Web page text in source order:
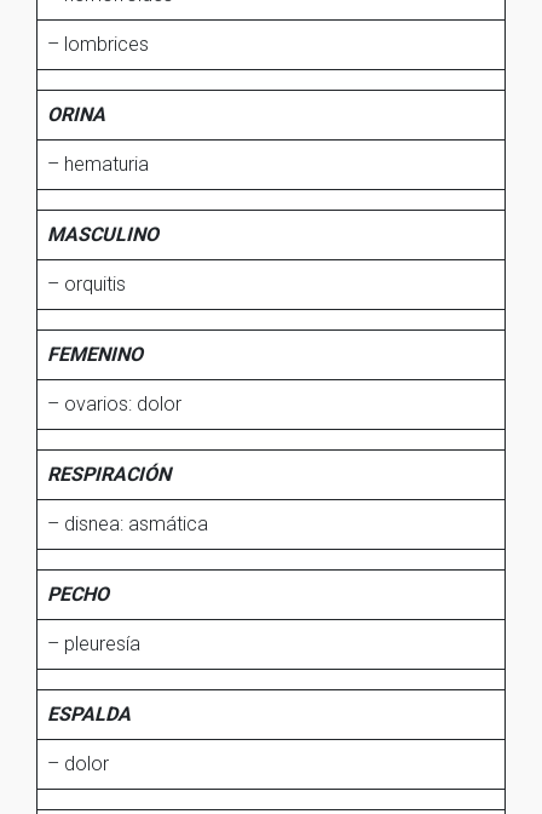
– lombrices
ORINA
– hematuria
MASCULINO
– orquitis
FEMENINO
– ovarios: dolor
RESPIRACIÓN
– disnea: asmática
PECHO
– pleuresía
ESPALDA
– dolor